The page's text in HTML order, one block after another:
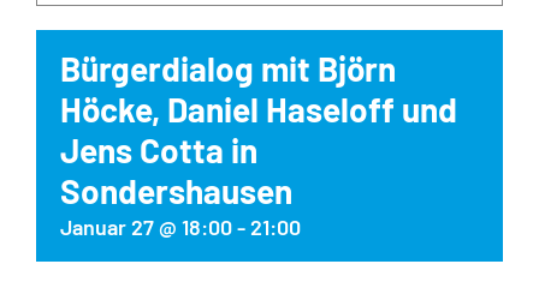
Bürgerdialog mit Björn
Höcke, Daniel Haseloff und
Jens Cotta in
Sondershausen
Januar 27 @ 18:00-21:00